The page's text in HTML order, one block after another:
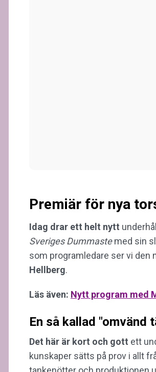
Premiär för nya
Idag drar ett helt nytt
Sveriges Dummastemed sin
som programledare ser vi den
Hellberg.
Läs även: Nytt program med
En så kallad "omvänd
Det här är kort och gott ett
kunskaper sätts på prov i allt